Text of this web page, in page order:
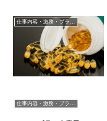
仕事内容・激務・ブラック度